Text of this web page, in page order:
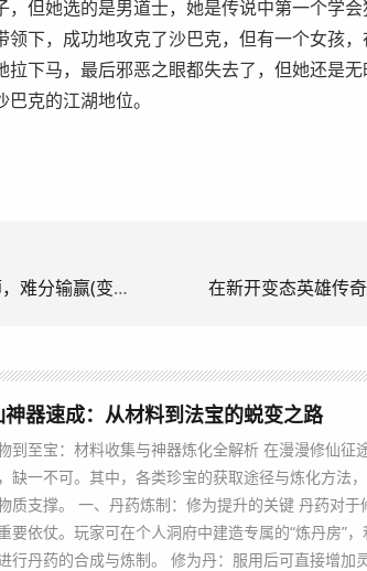
但她选的是男道士，她是传说中第一个学
领下，成功地攻克了沙巴克，但有一个女孩
下马，最后邪恶之眼都失去了，但她还是
克的江湖地位。
变态英雄合击传奇道士PK法师，难分输赢(变态英雄联手攻打传奇道士PK法师。 很难说谁是赢家。)
器速成：从材料到法宝的蜕变之路
到至宝：材料收集与神器炼化全解析 在漫漫修仙征
缺一不可。其中，各类珍宝的获取途径与炼化方法
质支撑。 一、丹药炼制：修为提升的关键 丹药对
要依仗。玩家可在个人洞府中建造专属的“炼丹房”
行丹药的合成与炼制。 修为丹：服用后可直接增加